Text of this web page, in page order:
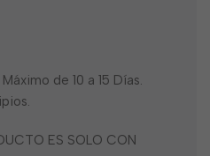
de 10 a 15 Días.
ES SOLO CON